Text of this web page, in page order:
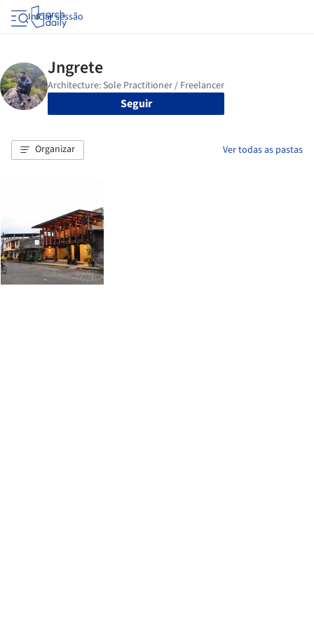
Iniciar sessão
Seguir
Organizar Ver todas as pastas